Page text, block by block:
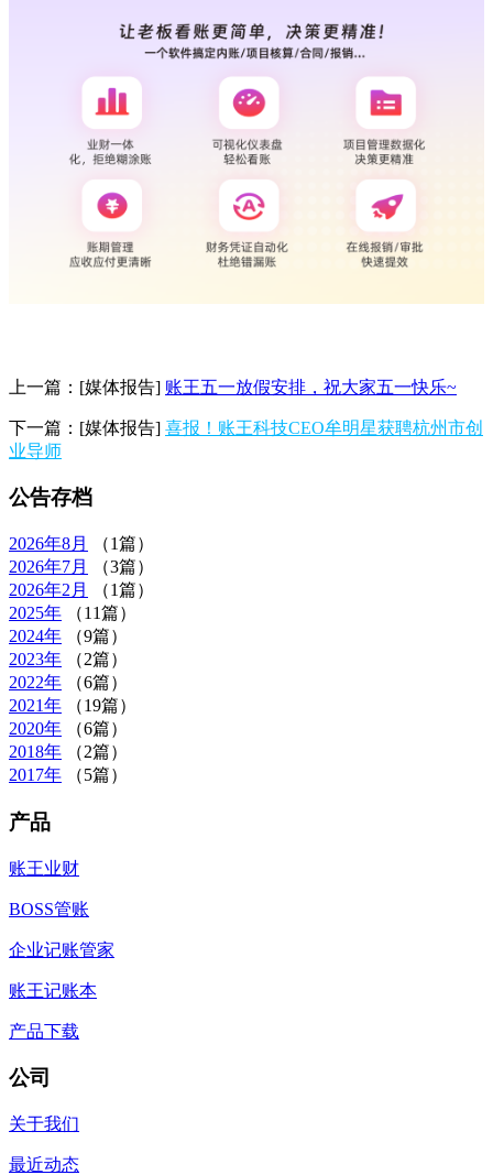
上一篇： [媒体报告] 账王五一放假安排，祝大家五一快乐~
下一篇： [媒体报告] 喜报！账王科技CEO牟明星获聘杭州市创
业导师
公告存档
2026年8月
（1篇）
2026年7月
（3篇）
2026年2月
（1篇）
2025年
（11篇）
2024年
（9篇）
2023年
（2篇）
2022年
（6篇）
2021年
（19篇）
2020年
（6篇）
2018年
（2篇）
2017年
（5篇）
产品
账王业财
BOSS管账
企业记账管家
账王记账本
产品下载
公司
关于我们
最近动态